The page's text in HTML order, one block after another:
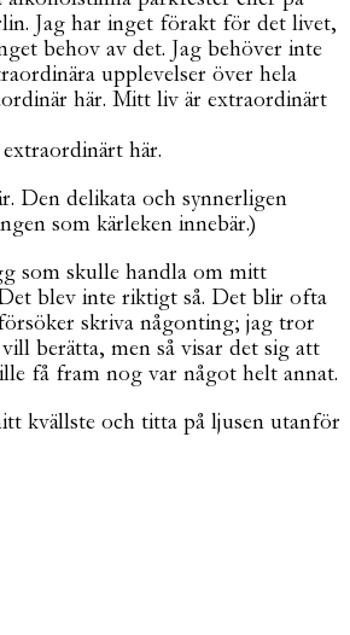
Jag har inget förakt för det livet,
behov av det. Jag behöver inte
upplevelser över hela
här. Mitt liv är extraordinärt
här.
Den delikata och synnerligen
som kärleken innebär.)
som skulle handla om mitt
blev inte riktigt så. Det blir ofta
skriva någonting; jag tror
berätta, men så visar det sig att
få fram nog var något helt annat.
kvällste och titta på ljusen utanför